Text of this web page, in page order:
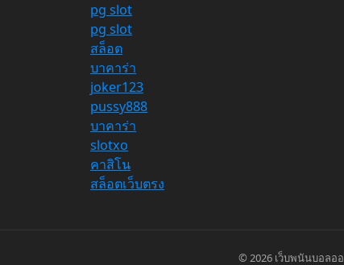
pg slot
pg slot
สล็อต
บาคาร่า
joker123
pussy888
บาคาร่า
slotxo
คาสิโน
สล็อตเว็บตรง
© 2026 เว็บพนันบอลอ